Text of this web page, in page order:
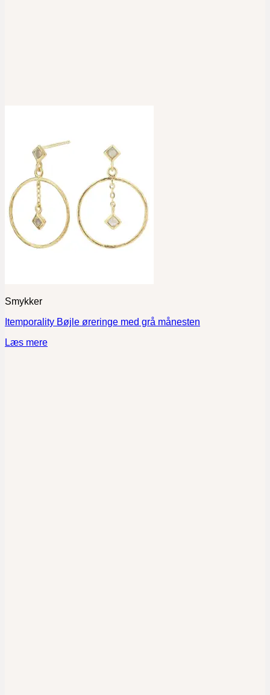
Smykker
Itemporality Bøjle øreringe med grå månesten
Læs mere